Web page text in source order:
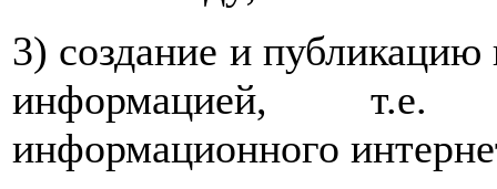
3) создание и публикацию
информацией, т.е.
информационного